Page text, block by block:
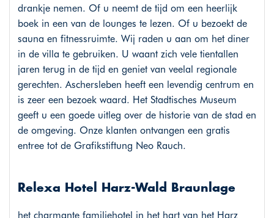
drankje nemen. Of u neemt de tijd om een heerlijk
boek in een van de lounges te lezen. Of u bezoekt de
sauna en fitnessruimte. Wij raden u aan om het diner
in de villa te gebruiken. U waant zich vele tientallen
jaren terug in de tijd en geniet van veelal regionale
gerechten. Aschersleben heeft een levendig centrum en
is zeer een bezoek waard. Het Stadtisches Museum
geeft u een goede uitleg over de historie van de stad en
de omgeving. Onze klanten ontvangen een gratis
entree tot de Grafikstiftung Neo Rauch.
Relexa Hotel Harz-Wald Braunlage
het charmante familiehotel in het hart van het Harz